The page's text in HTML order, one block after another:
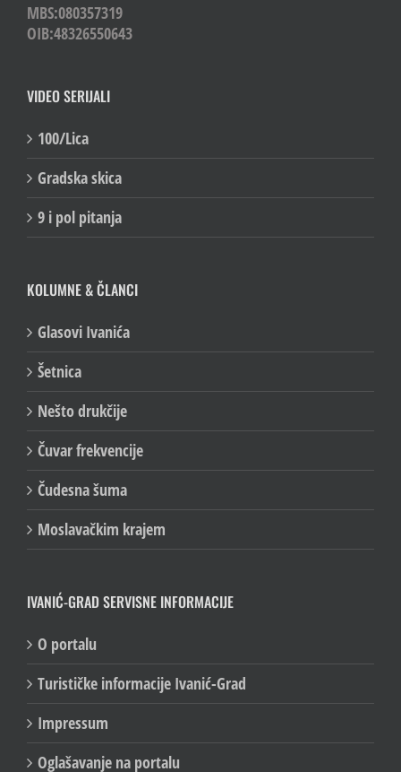
MBS:080357319
OIB:48326550643
VIDEO SERIJALI
100/Lica
Gradska skica
9 i pol pitanja
KOLUMNE & ČLANCI
Glasovi Ivanića
Šetnica
Nešto drukčije
Čuvar frekvencije
Čudesna šuma
Moslavačkim krajem
IVANIĆ-GRAD SERVISNE INFORMACIJE
O portalu
Turističke informacije Ivanić-Grad
Impressum
Oglašavanje na portalu